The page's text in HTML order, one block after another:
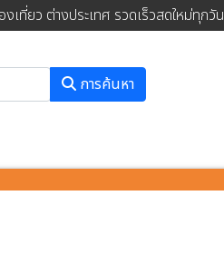
ที่ยว ต่างประเทศ รวดเร็วสดใหม่ทุกวัน
การค้นหา